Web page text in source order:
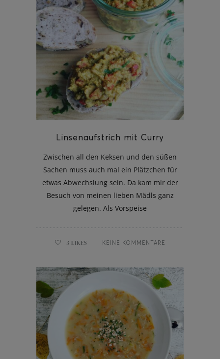
Linsenaufstrich mit Curry
Zwischen all den Keksen und den süßen
Sachen muss auch mal ein Plätzchen für
etwas Abwechslung sein. Da kam mir der
Besuch von meinen lieben Mädls ganz
gelegen. Als Vorspeise
3 LIKES KEINE KOMMENTARE